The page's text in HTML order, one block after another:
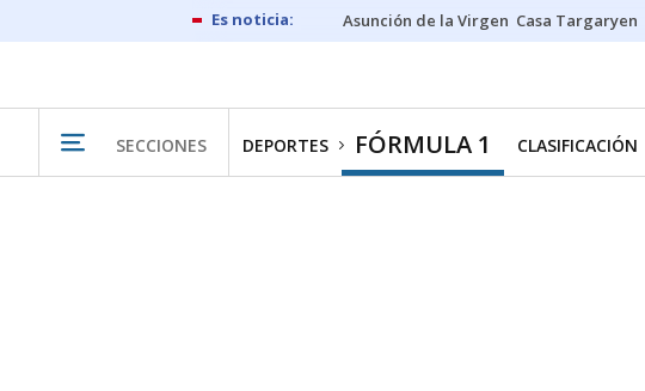
Asunción de la Virgen Casa Targaryen
SECCIONES DEPORTES FÓRMULA 1 CLASIFICACIÓN